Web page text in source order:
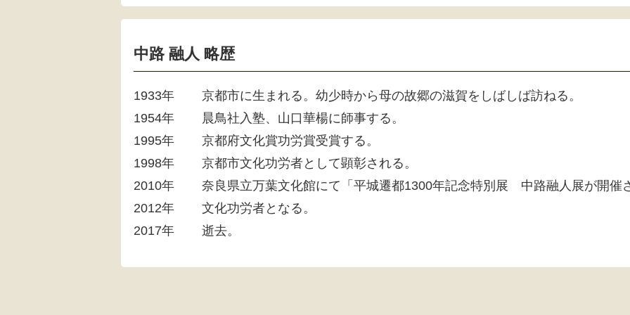
中路 融人 略歴
1933年
京都市に生まれる。幼少時から母の故郷の滋賀をしばしば訪ねる。
1954年
晨鳥社入塾、山口華楊に師事する。
1995年
京都府文化賞功労賞受賞する。
1998年
京都市文化功労者として顕彰される。
2010年
奈良県立万葉文化館にて「平城遷都1300年記念特別展 中路融人展が開催
2012年
文化功労者となる。
2017年
逝去。